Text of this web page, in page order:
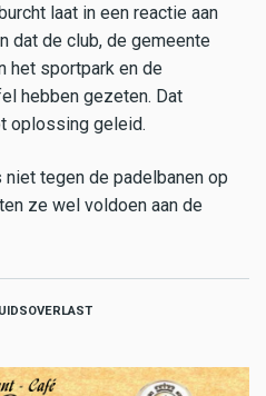
laat in een reactie aan
dat de club, de gemeente
het sportpark en de
hebben gezeten. Dat
oplossing geleid.
tegen de padelbanen op
ze wel voldoen aan de